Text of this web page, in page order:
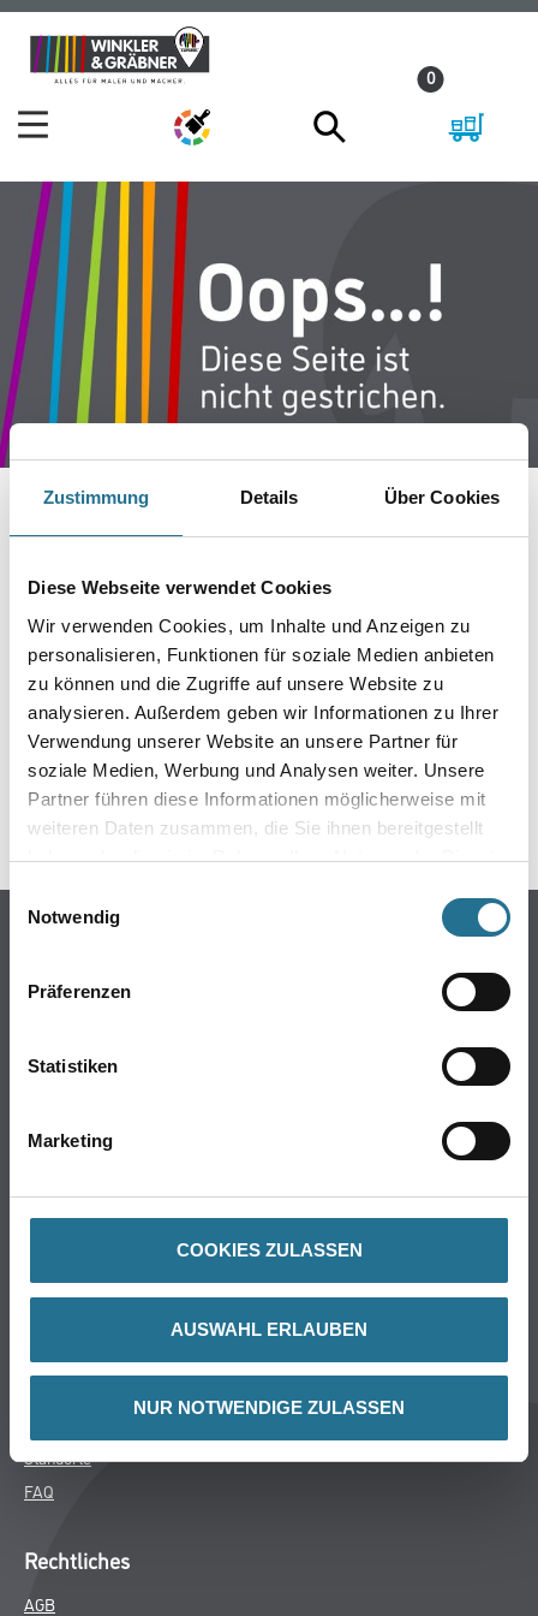
Zustimmung Details Über Cookies
Diese Webseite verwendet Cookies
Wir verwenden Cookies, um Inhalte und Anzeigen zu
personalisieren, Funktionen für soziale Medien anbieten
zu können und die Zugriffe auf unsere Website zu
analysieren. Außerdem geben wir Informationen zu Ihrer
Verwendung unserer Website an unsere Partner für
soziale Medien, Werbung und Analysen weiter. Unsere
Partner führen diese Informationen möglicherweise mit
weiteren Daten zusammen, die Sie ihnen bereitgestellt
haben oder die sie im Rahmen Ihrer Nutzung der Dienste
Einwilligungsauswahl
Notwendig
Präferenzen
Statistiken
Marketing
COOKIES ZULASSEN
AUSWAHL ERLAUBEN
NUR NOTWENDIGE ZULASSEN
Zum
Inhalt
Zum
Navigationsmenü
0
IST AUFGETRETEN
Keine Sorge, wir pinseln schon an der Lösung und
werden das Problem so schnell wie möglich beheben.
Erkunden Sie in der Zwischenzeit unseren Online-Shop
und lassen Sie sich inspirieren.
ZURÜCK ZUM ONLINE-SHOP
Online-Shop
Putze- und Spachtelmassen
Wand- & Deckenbeläge
Winkler & Gräbner
Services
Standorte
FAQ
Rechtliches
AGB